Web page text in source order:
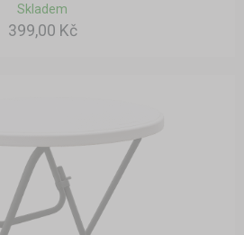
Skladem
399,00 Kč